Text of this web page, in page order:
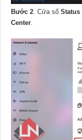
Bước 2 . Cửa sổStatus
Center